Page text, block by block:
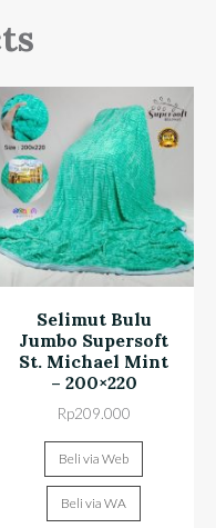
Selimut Bulu
Jumbo Supersoft
St. Michael Mint
– 200×220
Rp209.000
Beli via Web
Beli via WA